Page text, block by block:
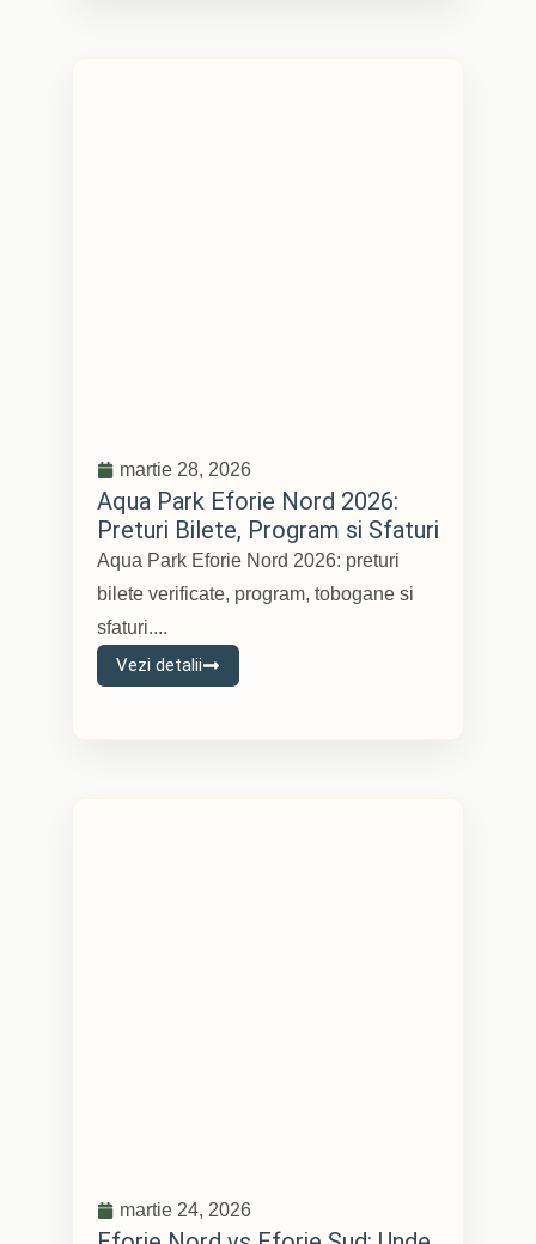
martie 28, 2026
Aqua Park Eforie Nord 2026:
Preturi Bilete, Program si Sfaturi
Aqua Park Eforie Nord 2026: preturi
bilete verificate, program, tobogane si
sfaturi....
Vezi detalii
martie 24, 2026